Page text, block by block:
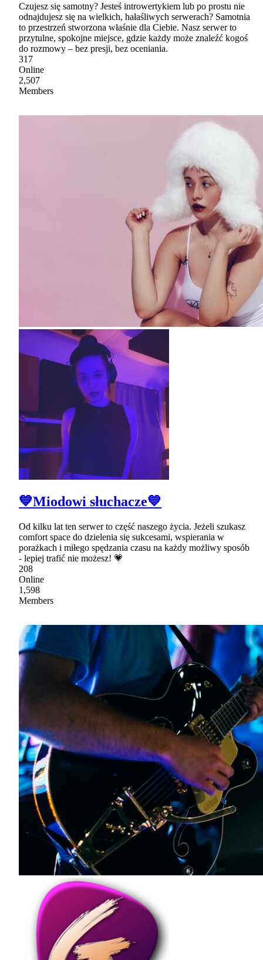
Czujesz się samotny? Jesteś introwertykiem lub po prostu nie
odnajdujesz się na wielkich, hałaśliwych serwerach? Samotnia
to przestrzeń stworzona właśnie dla Ciebie. Nasz serwer to
przytulne, spokojne miejsce, gdzie każdy może znaleźć kogoś
do rozmowy – bez presji, bez oceniania.
317
Online
2,507
Members
💙Miodowi słuchacze💙
Od kilku lat ten serwer to część naszego życia. Jeżeli szukasz
comfort space do dzielenia się sukcesami, wspierania w
porażkach i miłego spędzania czasu na każdy możliwy sposób
- lepiej trafić nie możesz! 💗
208
Online
1,598
Members